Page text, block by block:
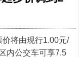
将由现行1.00元/
内公交车可享7.5